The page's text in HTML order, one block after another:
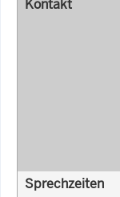
Kontakt
Sprechzeiten